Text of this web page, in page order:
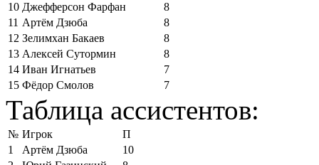
10 Джефферсон Фарфан
8
11 Артём Дзюба
8
12 Зелимхан Бакаев
8
13 Алексей Сутормин
8
14 Иван Игнатьев
7
15 Фёдор Смолов 7
Таблица ассистентов:
№ Игрок
П
1
Артём Дзюба
10